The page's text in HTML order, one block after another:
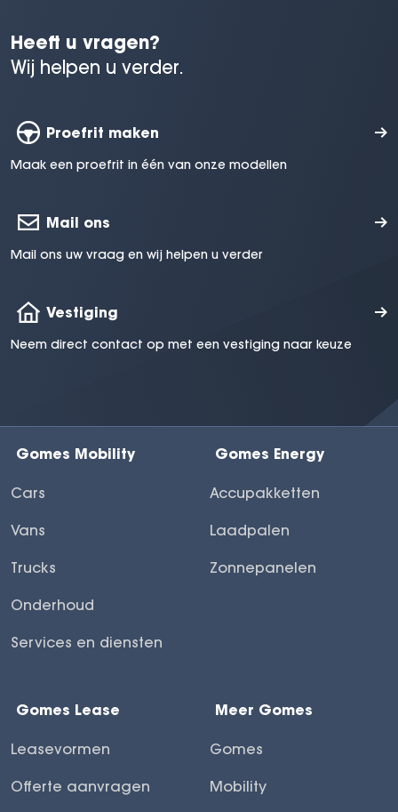
Heeft u vragen?
Wij helpen u verder.
Proefrit maken
Maak een proefrit in één van onze modellen
Mail ons
Mail ons uw vraag en wij helpen u verder
Vestiging
Neem direct contact op met een vestiging naar keuze
Gomes Mobility
Cars
Vans
Trucks
Onderhoud
Services en diensten
Gomes Energy
Accupakketten
Laadpalen
Zonnepanelen
Gomes Lease
Leasevormen
Offerte aanvragen
Meer Gomes
Gomes
Mobility